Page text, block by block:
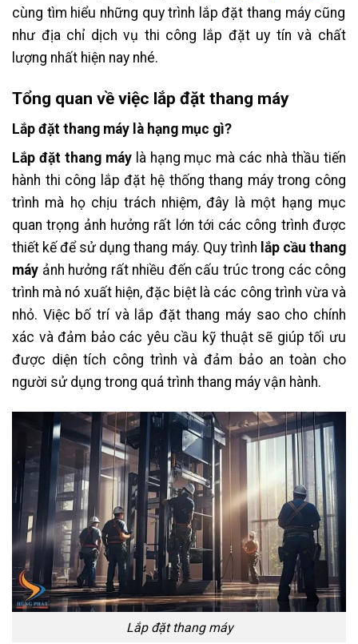
cùng tìm hiểu những quy trình lắp đặt thang máy cũng
như địa chỉ dịch vụ thi công lắp đặt uy tín và chất
lượng nhất hiện nay nhé.
Tổng quan về việc lắp đặt thang máy
Lắp đặt thang máy là hạng mục gì?
Lắp đặt thang máylà hạng mục mà các nhà thầu tiến
hành thi công lắp đặt hệ thống thang máy trong công
trình mà họ chịu trách nhiệm, đây là một hạng mục
quan trọng ảnh hưởng rất lớn tới các công trình được
thiết kế để sử dụng thang máy. Quy trình lắp cầu thang
máy ảnh hưởng rất nhiều đến cấu trúc trong các công
trình mà nó xuất hiện, đặc biệt là các công trình vừa và
nhỏ. Việc bố trí và lắp đặt thang máy sao cho chính
xác và đảm bảo các yêu cầu kỹ thuật sẽ giúp tối ưu
được diện tích công trình và đảm bảo an toàn cho
người sử dụng trong quá trình thang máy vận hành.
Lắp đặt thang máy